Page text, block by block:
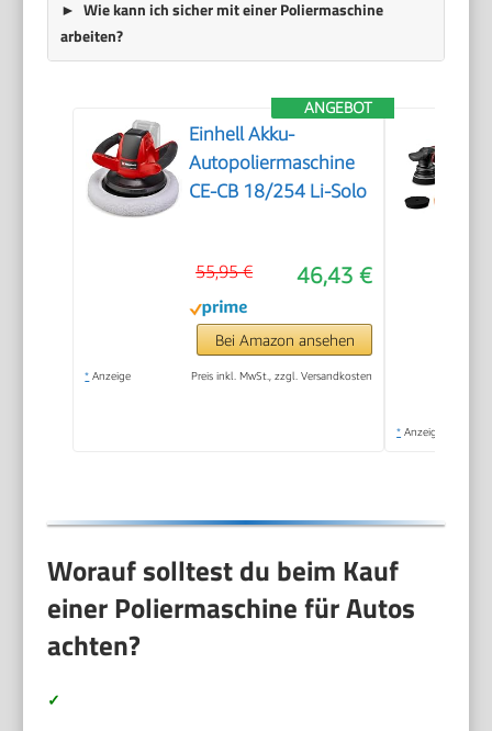
Wie kann ich sicher mit einer Poliermaschine
arbeiten?
ANGEBOT
Einhell Akku-
Autopoliermaschine
CE-CB 18/254 Li-Solo
46,43 €
55,95 €
Bei Amazon ansehen
* Anzeige Preis inkl. MwSt., zzgl. Versandkosten
* Anzeige
Worauf solltest du beim Kauf
einer Poliermaschine für Autos
achten?
✓